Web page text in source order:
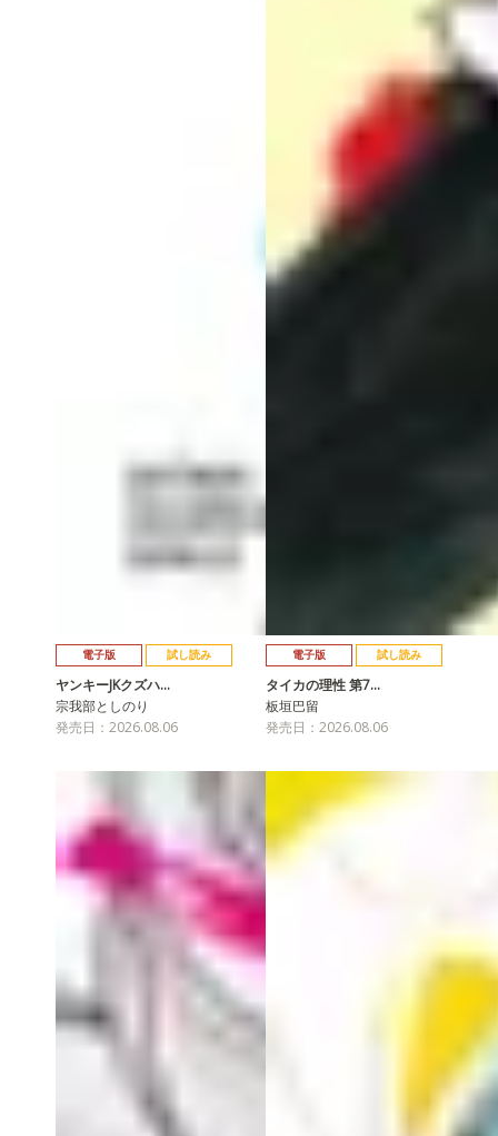
電子版 試し読み
ヤンキーJKクズハ…
宗我部としのり
発売日：2026.08.06
電子版 試し読み
タイカの理性 第7…
板垣巴留
発売日：2026.08.06